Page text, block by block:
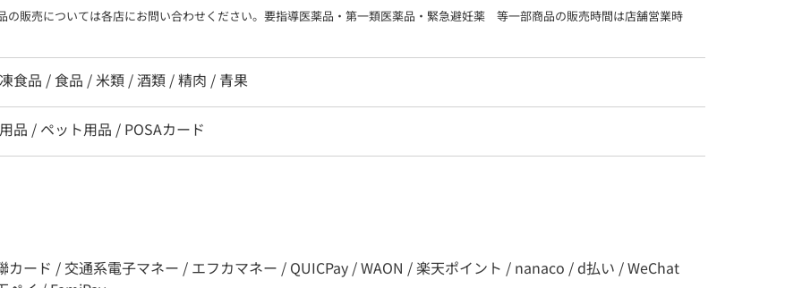
販売については各店にお問い合わせください。要指導医薬品・第一類医薬品・緊急避妊薬　等一部商品の販売時間は店舗営業時
食品 / 食品 / 米類 / 酒類 / 精肉 / 青果
品 / ペット用品 / POSAカード
カード / 交通系電子マネー / エフカマネー / QUICPay / WAON / 楽天ポイント / nanaco / d払い / WeChat